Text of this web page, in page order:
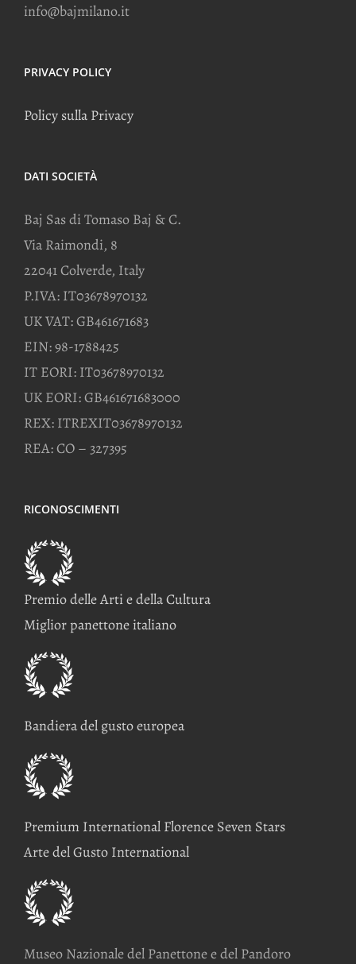
info@bajmilano.it
PRIVACY POLICY
Policy sulla Privacy
DATI SOCIETÀ
Baj Sas di Tomaso Baj & C.
Via Raimondi, 8
22041 Colverde, Italy
P.IVA: IT03678970132
UK VAT: GB461671683
EIN: 98-1788425
IT EORI: IT03678970132
UK EORI: GB461671683000
REX: ITREXIT03678970132
REA: CO – 327395
RICONOSCIMENTI
Premio delle Arti e della Cultura
Miglior panettone italiano
Bandiera del gusto europea
Premium International Florence Seven Stars
Arte del Gusto International
Museo Nazionale del Panettone e del Pandoro